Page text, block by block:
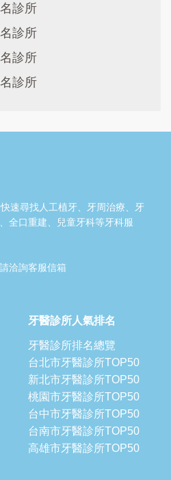
診所
診所
診所
診所
速尋找人工植牙、牙周治療、牙
全口重建、兒童牙科等牙科服
洽詢客服信箱
牙醫診所人氣排名
牙醫診所排名總覽
台北市牙醫診所TOP50
新北市牙醫診所TOP50
桃園市牙醫診所TOP50
台中市牙醫診所TOP50
台南市牙醫診所TOP50
高雄市牙醫診所TOP50